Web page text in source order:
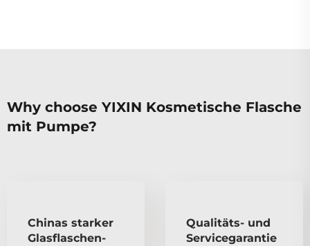
Why choose YIXIN Kosmetische Flasche
mit Pumpe?
Chinas starker
Glasflaschen-
Qualitäts- und
Servicegarantie